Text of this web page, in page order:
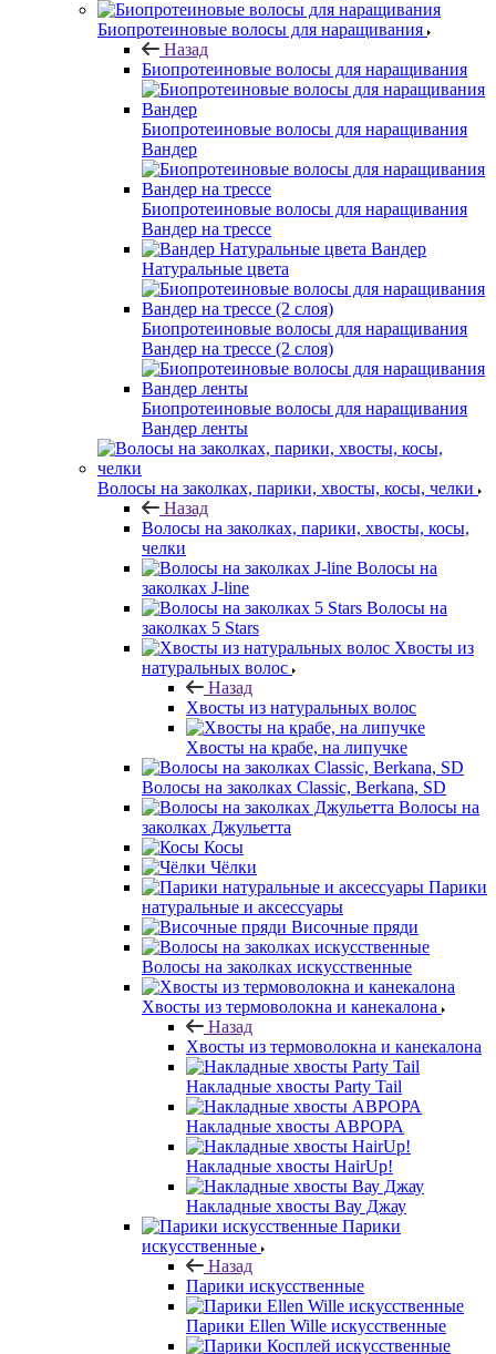
Биопротеиновые волосы для наращивания
Назад
Биопротеиновые волосы для наращивания
Биопротеиновые волосы для наращивания
Вандер
Биопротеиновые волосы для наращивания
Вандер на трессе
Вандер
Натуральные цвета
Биопротеиновые волосы для наращивания
Вандер на трессе (2 слоя)
Биопротеиновые волосы для наращивания
Вандер ленты
Волосы на заколках, парики, хвосты, косы, челки
Назад
Волосы на заколках, парики, хвосты, косы,
челки
Волосы на
заколках J-line
Волосы на
заколках 5 Stars
Хвосты из
натуральных волос
Назад
Хвосты из натуральных волос
Хвосты на крабе, на липучке
Волосы на заколках Classic, Berkana, SD
Волосы на
заколках Джульетта
Косы
Чёлки
Парики
натуральные и аксессуары
Височные пряди
Волосы на заколках искусственные
Хвосты из термоволокна и канекалона
Назад
Хвосты из термоволокна и канекалона
Накладные хвосты Party Tail
Накладные хвосты АВРОРА
Накладные хвосты HairUp!
Накладные хвосты Вау Джау
Парики
искусственные
Назад
Парики искусственные
Парики Ellen Wille искусственные